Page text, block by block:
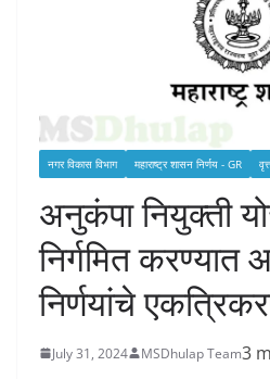
नगर विकास विभाग महाराष्ट्र शासन निर्णय - GR
अनुकंपा नियुक्ती
निर्गमित
निर्णयांचे
July 31, 2024 MSDhulap Team3